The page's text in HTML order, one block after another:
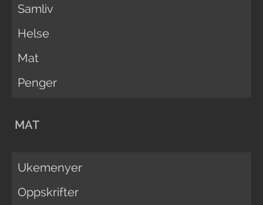
Samliv
Helse
Mat
Penger
MAT
Ukemenyer
Oppskrifter